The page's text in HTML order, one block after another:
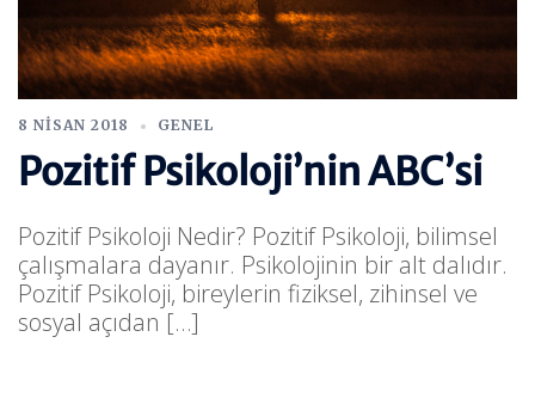
8 NISAN 2018 GENEL
Pozitif Psikoloji’nin ABC’si
Pozitif Psikoloji Nedir? Pozitif Psikoloji, bilimsel
çalışmalara dayanır. Psikolojinin bir alt dalıdır.
Pozitif Psikoloji, bireylerin fiziksel, zihinsel ve
sosyal açıdan […]